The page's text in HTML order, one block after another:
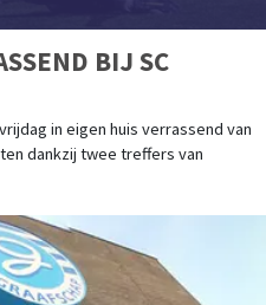
BIJ SC
in eigen huis verrassend van
dankzij twee treffers van